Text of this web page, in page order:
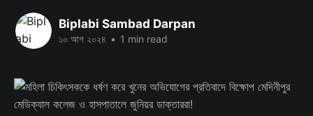
Biplabi Sambad Darpan
১০ আগ ২০২৪ • 1 min read